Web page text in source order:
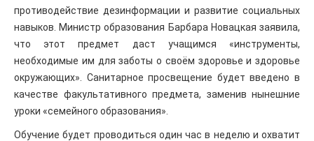
противодействие дезинформации и развитие социальных
навыков. Министр образования Барбара Новацкая заявила,
что этот предмет даст учащимся «инструменты,
необходимые им для заботы о своём здоровье и здоровье
окружающих». Санитарное просвещение будет введено в
качестве факультативного предмета, заменив нынешние
уроки «семейного образования».
Обучение будет проводиться один час в неделю и охватит